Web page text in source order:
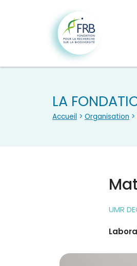
LA
Accueil > Organisation
UMR